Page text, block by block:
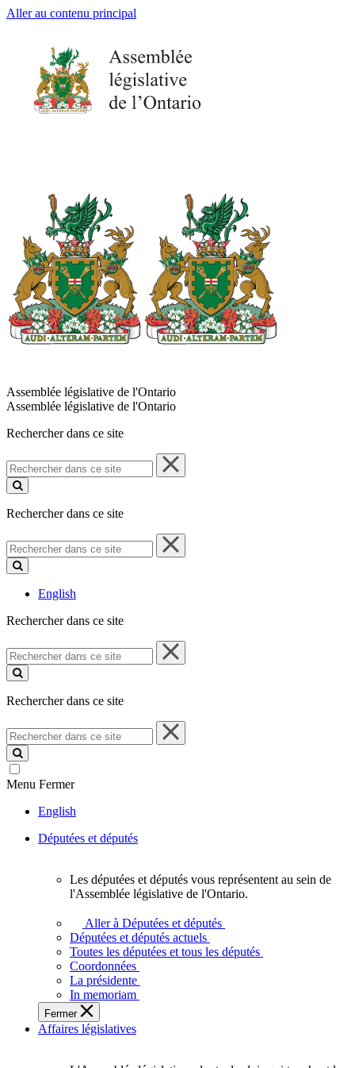
Aller au contenu principal
Assemblée législative de l'Ontario
Assemblée législative de l'Ontario
Rechercher dans ce site
Rechercher
dans
ce
Rechercher dans ce site
Rechercher
dans
ce
English
Rechercher dans ce site
Rechercher
dans
ce
Rechercher dans ce site
Rechercher
dans
ce
site
Menu Fermer
English
Députées et députés
députés
vous
représentent
sein
de
l'Assemblée
législative
l'Ontario.
Les députées et députés vous représentent au sein de
l'Assemblée législative de l'Ontario.
Aller à Députées et députés
Députées et députés actuels
Toutes les députées et tous les députés
Coordonnées
La présidente
In memoriam
Fermer
Affaires législatives